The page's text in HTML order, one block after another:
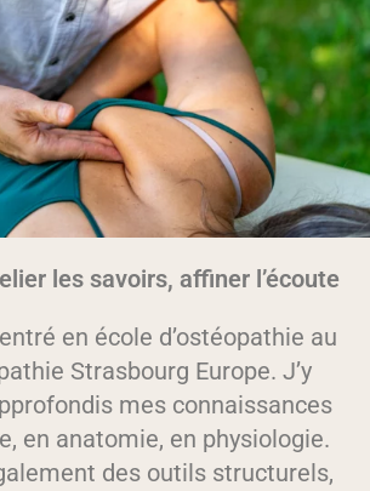
les savoirs, affiner l’écoute
en école d’ostéopathie au
Strasbourg Europe. J’y
mes connaissances
en anatomie, en physiologie.
des outils structurels,